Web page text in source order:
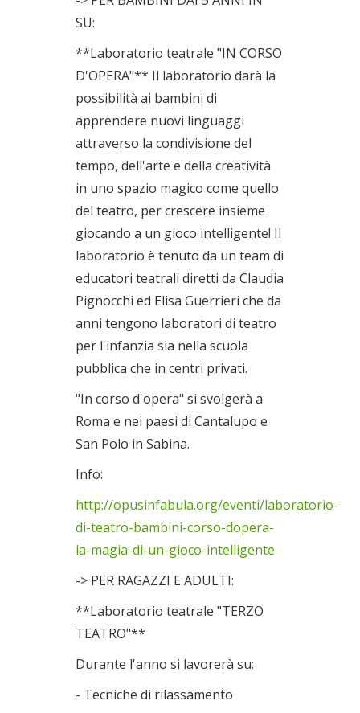
SU:
**Laboratorio teatrale "IN CORSO
D'OPERA"** Il laboratorio darà la
possibilità ai bambini di
apprendere nuovi linguaggi
attraverso la condivisione del
tempo, dell'arte e della creatività
in uno spazio magico come quello
del teatro, per crescere insieme
giocando a un gioco intelligente! Il
laboratorio è tenuto da un team di
educatori teatrali diretti da Claudia
Pignocchi ed Elisa Guerrieri che da
anni tengono laboratori di teatro
per l'infanzia sia nella scuola
pubblica che in centri privati.
"In corso d'opera" si svolgerà a
Roma e nei paesi di Cantalupo e
San Polo in Sabina.
Info:
http://opusinfabula.org/eventi/laboratorio-
di-teatro-bambini-corso-dopera-
la-magia-di-un-gioco-intelligente
-> PER RAGAZZI E ADULTI:
**Laboratorio teatrale "TERZO
TEATRO"**
Durante l'anno si lavorerà su:
- Tecniche di rilassamento